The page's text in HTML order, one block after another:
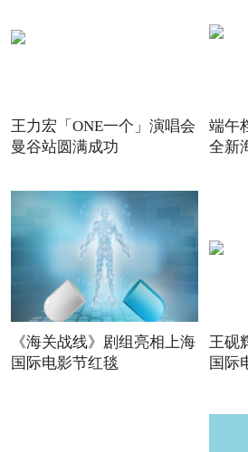
王力宏「ONE一个」演唱会
曼谷站圆满成功
端午
全新
《海关战线》剧组亮相上海
国际电影节红毯
王砚
国际